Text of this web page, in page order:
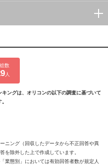
数
人
ングは、オリコンの以下の調査に基づいて
ニング（回収したデータから不正回答や異
を除外した上で作成しています。
業態別」においては有効回答者数が規定人